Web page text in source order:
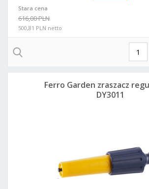
Stara cena
616,00 PLN
500,81 PLN netto
Ferro Garden zraszacz
DY3011